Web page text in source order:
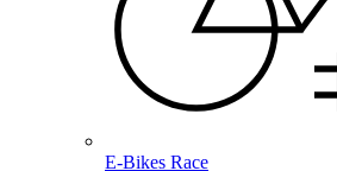
E-Bikes Race